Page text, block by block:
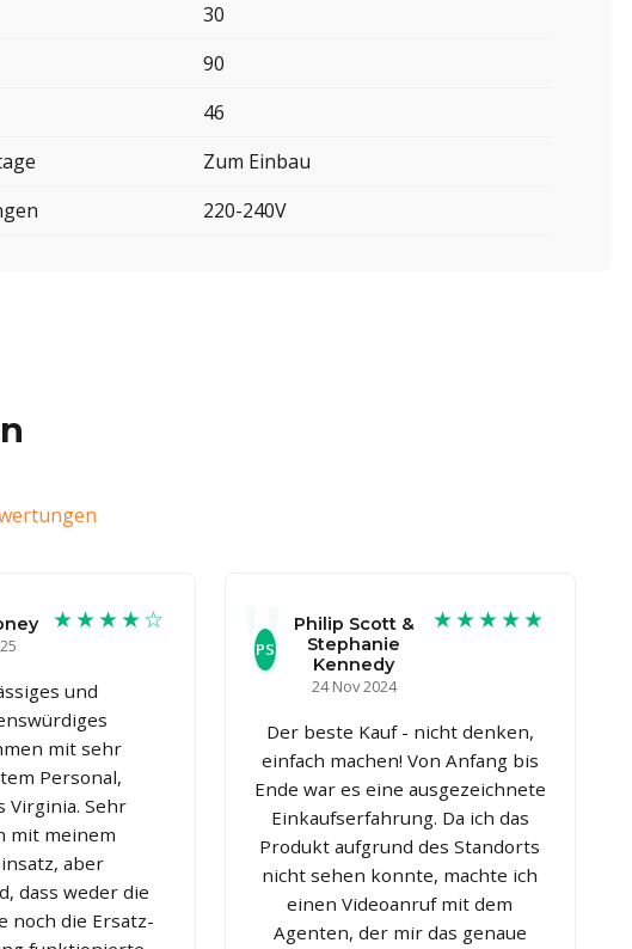
30
90
46
Zum Einbau
220-240V
★★★★☆
und
mit sehr
Personal,
Virginia. Sehr
mit meinem
aber
dass weder die
noch die Ersatz-
PS
Philip Scott &
Stephanie
Kennedy
24 Nov 2024
★★★★★
Der beste Kauf - nicht denken,
einfach machen! Von Anfang bis
Ende war es eine ausgezeichnete
Einkaufserfahrung. Da ich das
Produkt aufgrund des Standorts
nicht sehen konnte, machte ich
einen Videoanruf mit dem
Agenten, der mir das genaue